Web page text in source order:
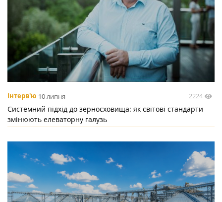
Інтерв'ю 10 липня 2224
Системний підхід до зерносховища: як світові стандарти
змінюють елеваторну галузь